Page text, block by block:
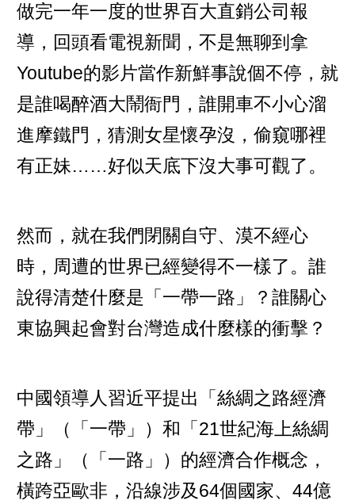
做完一年一度的世界百大直銷公司報
導，回頭看電視新聞，不是無聊到拿
Youtube的影片當作新鮮事說個不停，就
是誰喝醉酒大鬧衙門，誰開車不小心溜
進摩鐵門，猜測女星懷孕沒，偷窺哪裡
有正妹……好似天底下沒大事可觀了。
然而，就在我們閉關自守、漠不經心
時，周遭的世界已經變得不一樣了。誰
說得清楚什麼是「一帶一路」？誰關心
東協興起會對台灣造成什麼樣的衝擊？
中國領導人習近平提出「絲綢之路經濟
帶」（「一帶」）和「21世紀海上絲綢
之路」（「一路」）的經濟合作概念，
橫跨亞歐非，沿線涉及64個國家、44億